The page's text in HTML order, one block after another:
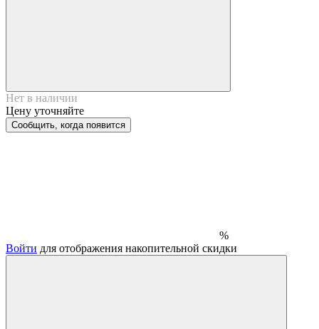
Нет в наличии
Цену уточняйте
Сообщить, когда появится
%
Войти для отображения накопительной скидки